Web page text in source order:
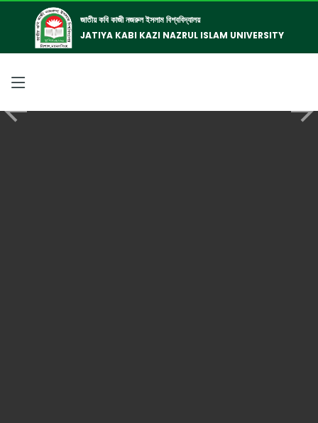
জাতীয় কবি কাজী নজরুল ইসলাম বিশ্ববিদ্যালয়
JATIYA KABI KAZI NAZRUL ISLAM UNIVERSITY